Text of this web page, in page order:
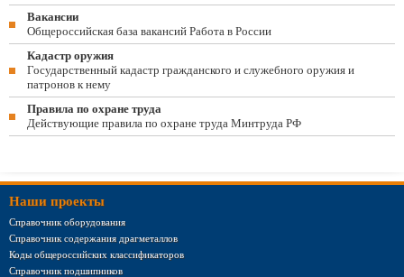
Вакансии
Общероссийская база вакансий Работа в России
Кадастр оружия
Государственный кадастр гражданского и служебного оружия и
патронов к нему
Правила по охране труда
Действующие правила по охране труда Минтруда РФ
Наши проекты
Справочник оборудования
Справочник содержания драгметаллов
Коды общероссийских классификаторов
Справочник подшипников